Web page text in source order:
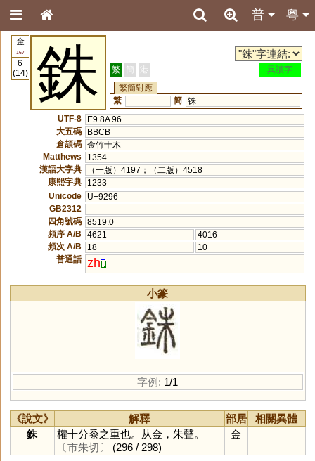
粵
普
金
167
6
(14)
銖 繁 簡 港
異讀字
繁簡對應
繁
簡 铢
UTF-8
E9 8A 96
大五碼
BBCB
倉頡碼 金竹十木
Matthews
1354
漢語大字典
（一版）4197；（二版）4518
康熙字典
1233
Unicode
U+9296
GB2312
四角號碼 8519.0
頻序 A/B
4621
4016
頻次 A/B
18
10
普通話 zh
小篆
字例: 1/1
《說文》 解釋 部居
相關異體
銖
權十分黍之重也。从金，朱聲。
〔市朱切〕
(296 / 298)
金